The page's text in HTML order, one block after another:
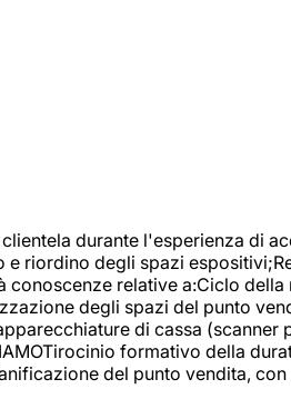
durante l'esperienza di
riordino degli spazi
conoscenze relative a:Ciclo
degli spazi del punto
di cassa (scanner
formativo della
del punto vendita,